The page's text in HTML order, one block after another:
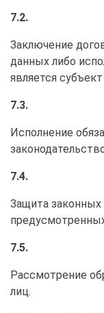
7.2.
Заключение
данных либо
является
7.3.
Исполнение
7.4.
Защита законных
7.5.
Рассмотрение
лиц.